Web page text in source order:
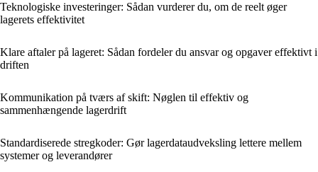
Teknologiske investeringer: Sådan vurderer du, om de reelt øger
lagerets effektivitet
Klare aftaler på lageret: Sådan fordeler du ansvar og opgaver effektivt i
driften
Kommunikation på tværs af skift: Nøglen til effektiv og
sammenhængende lagerdrift
Standardiserede stregkoder: Gør lagerdataudveksling lettere mellem
systemer og leverandører